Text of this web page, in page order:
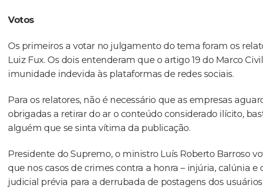
Votos
Os primeiros a votar no julgamento do tema foram os
Luiz Fux. Os dois entenderam que o artigo 19 do Marco
imunidade indevida às plataformas de redes sociais.
Para os relatores, não é necessário que as empresas
obrigadas a retirar do ar o conteúdo considerado ilícito,
alguém que se sinta vítima da publicação.
Presidente do Supremo, o ministro Luís Roberto Barroso
que nos casos de crimes contra a honra – injúria, calúnia
judicial prévia para a derrubada de postagens dos